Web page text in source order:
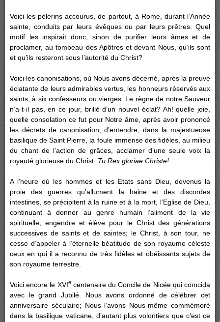
Voici les pèlerins accourus, de partout, à Rome, durant l’Année
sainte, conduits par leurs évêques ou par leurs prêtres. Quel
motif les inspirait donc, sinon de purifier leurs âmes et de
proclamer, au tombeau des Apôtres et devant Nous, qu’ils sont
et qu’ils resteront sous l’autorité du Christ?
Voici les canonisations, où Nous avons décerné, après la preuve
éclatante de leurs admirables vertus, les honneurs réservés aux
saints, à six confesseurs ou vierges. Le règne de notre Sauveur
n’a-t-il pas, en ce jour, brillé d’un nouvel éclat? Ah! quelle joie,
quelle consolation ce fut pour Notre âme, après avoir prononcé
les décrets de canonisation, d’entendre, dans la majestueuse
basilique de Saint Pierre, la foule immense des fidèles, au milieu
du chant de l’action de grâces, acclamer d’une seule voix la
royauté glorieuse du Christ: Tu Rex gloriae Christe!
A l’heure où les hommes et les Etats sans Dieu, devenus la
proie des guerres qu’allument la haine et des discordes
intestines, se précipitent à la ruine et à la mort, l’Eglise de Dieu,
continuant à donner au genre humain l’aliment de la vie
spirituelle, engendre et élève pour le Christ des générations
successives de saints et de saintes; le Christ, à son tour, ne
cesse d’appeler à l’éternelle béatitude de son royaume céleste
ceux en qui il a reconnu de très fidèles et obéissants sujets de
son royaume terrestre.
Voici encore le XVIecentenaire du Concile de Nicée qui coïncida
avec le grand Jubilé. Nous avons ordonné de célébrer cet
anniversaire séculaire; Nous l’avons Nous-même commémoré
dans la basilique vaticane, d’autant plus volontiers que c’est ce